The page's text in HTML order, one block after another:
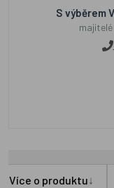
S výběrem
Více o produktu↓